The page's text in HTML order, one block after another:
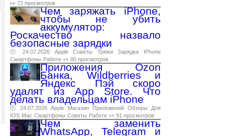
👀 72 просмотров
Чем заряжать iPhone,
чтобы не убить
аккумулятор:
Роскачество назвало
безопасные зарядки
🕑 24.07.2026 Apple Советы Трюки Зарядка
IPhone
Смартфоны Работе 👀 80 просмотров
Приложения Ozon
Банка, Wildberries и
Яндекс Пэй скоро
удалят из App Store. Что
делать владельцам iPhone
🕑 24.07.2026 Apple Магазин Приложений Обзоры
Для
IOS Mac Смартфоны Советы Работе 👀 91 просмотров
Чем заменить
WhatsApp, Telegram и